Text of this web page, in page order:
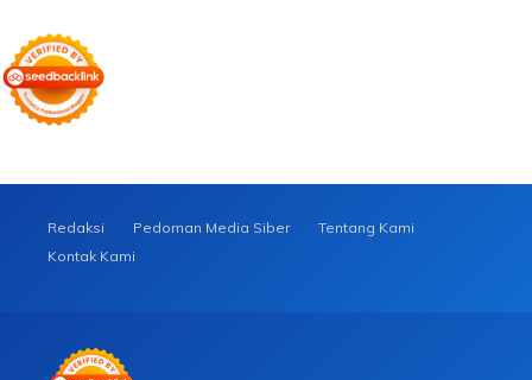
Redaksi Pedoman Media Siber
Tentang Kami
Kontak Kami